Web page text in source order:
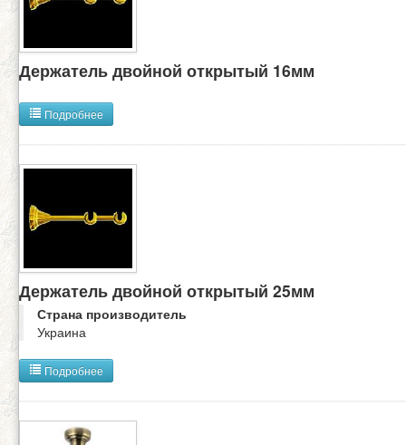
Держатель двойной открытый 16мм
Подробнее
Держатель двойной открытый 25мм
Страна производитель
Украина
Подробнее